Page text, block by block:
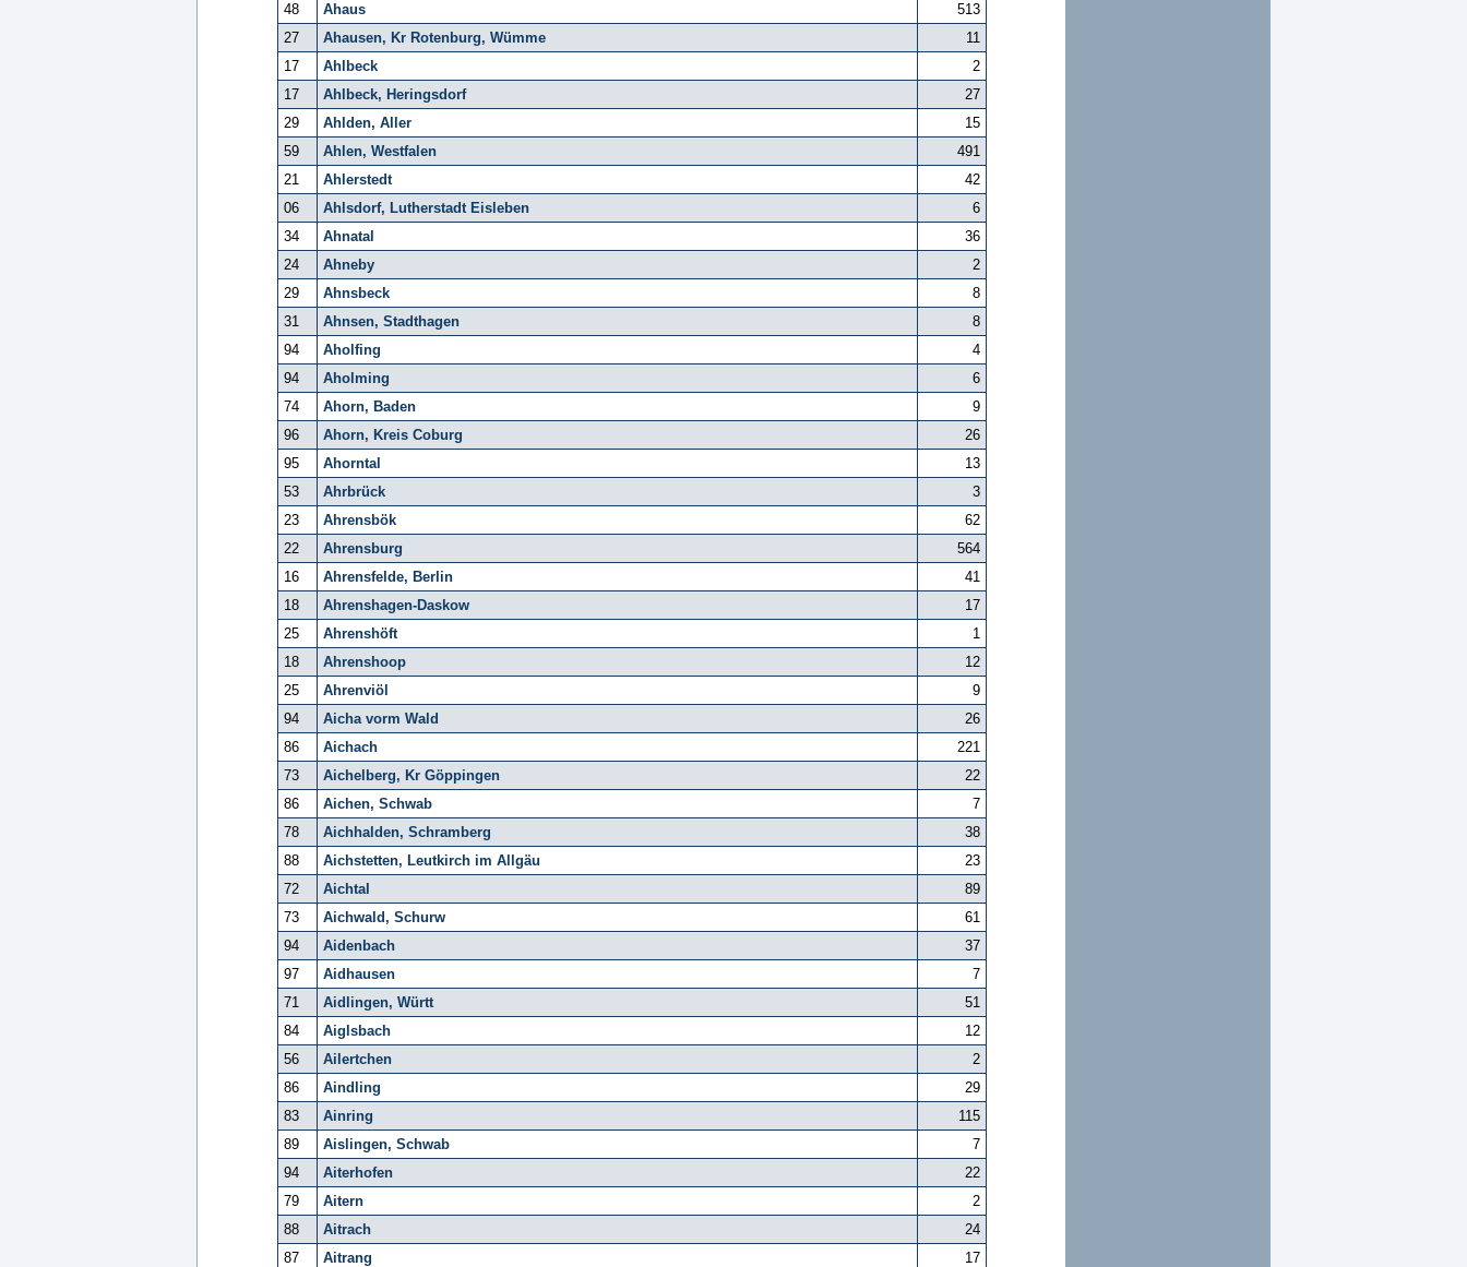
48
Ahaus
513
27
Ahausen, Kr Rotenburg, Wümme
11
17
Ahlbeck
2
17
Ahlbeck, Heringsdorf
27
29
Ahlden, Aller
15
59
Ahlen, Westfalen
491
21
Ahlerstedt
42
06
Ahlsdorf, Lutherstadt Eisleben
6
34
Ahnatal
36
24
Ahneby
2
29
Ahnsbeck
8
31
Ahnsen, Stadthagen
8
94
Aholfing
4
94
Aholming
6
74
Ahorn, Baden
9
96
Ahorn, Kreis Coburg
26
95
Ahorntal
13
53
Ahrbrück
3
23
Ahrensbök
62
22
Ahrensburg
564
16
Ahrensfelde, Berlin
41
18
Ahrenshagen-Daskow
17
25
Ahrenshöft
1
18
Ahrenshoop
12
25
Ahrenviöl
9
94
Aicha vorm Wald
26
86
Aichach
221
73
Aichelberg, Kr Göppingen
22
86
Aichen, Schwab
7
78
Aichhalden, Schramberg
38
88
Aichstetten, Leutkirch im Allgäu
23
72
Aichtal
89
73
Aichwald, Schurw
61
94
Aidenbach
37
97
Aidhausen
7
71
Aidlingen, Württ
51
84
Aiglsbach
12
56
Ailertchen
2
86
Aindling
29
83
Ainring
115
89
Aislingen, Schwab
7
94
Aiterhofen
22
79
Aitern
2
88
Aitrach
24
87
Aitrang
17